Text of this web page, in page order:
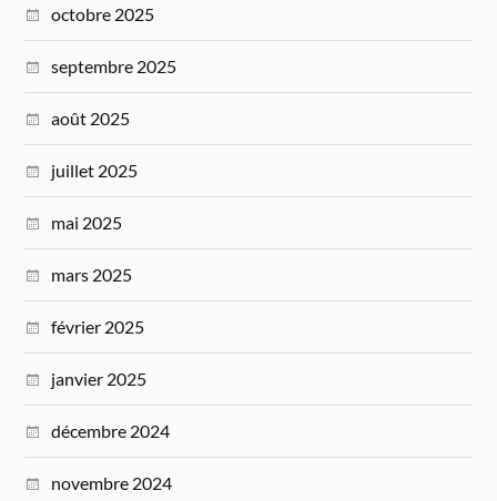
octobre 2025
septembre 2025
août 2025
juillet 2025
mai 2025
mars 2025
février 2025
janvier 2025
décembre 2024
novembre 2024